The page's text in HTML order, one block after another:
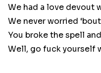
We had a love devout
We never worried
You broke the spell
Well, go fuck yourself